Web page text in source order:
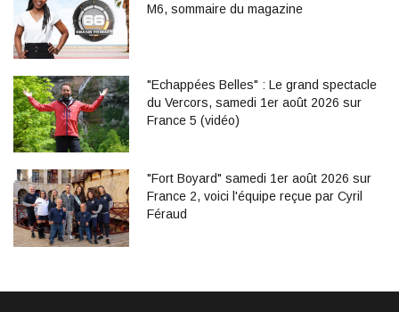
M6, sommaire du magazine
"Echappées Belles" : Le grand spectacle
du Vercors, samedi 1er août 2026 sur
France 5 (vidéo)
"Fort Boyard" samedi 1er août 2026 sur
France 2, voici l'équipe reçue par Cyril
Féraud